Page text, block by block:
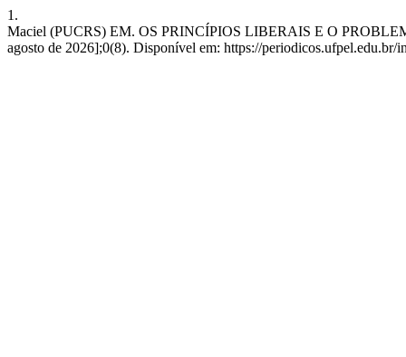
1.
Maciel (PUCRS) EM. OS PRINCÍPIOS LIBERAIS E O
agosto de 2026];0(8). Disponível em: https://